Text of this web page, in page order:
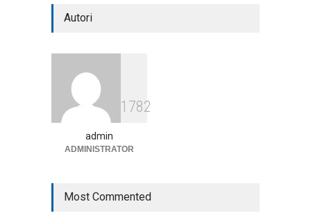
arrivano i pagamenti PAC, la
Autori
1782
admin
ADMINISTRATOR
Most Commented